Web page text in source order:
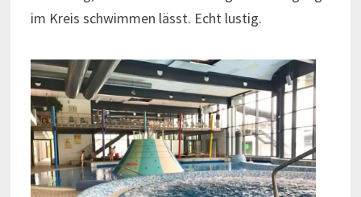
im Kreis schwimmen lässt. Echt lustig.